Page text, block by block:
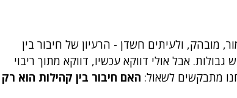
מובהק, ולעיתים חשדן - הרעיון של חיבור בין
אבל אולי דווקא עכשיו, דווקא מתוך ריבוי
מתבקשים לשאול: האם חיבור בין קהילות הוא רק